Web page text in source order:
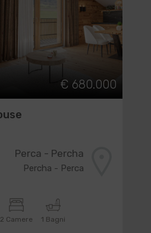
€ 680.000
Perca - Percha
Percha - Perca
2 Camere 1 Bagni